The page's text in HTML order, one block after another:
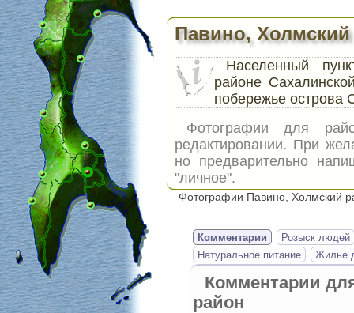
Павино,
Населенный
районе
побережье острова
Фотографии для
редактировании. При
но предварительно
"личное".
Фотографии Павино, Холмский
Комментарии
Розыск людей
Натуральное питание
Жилье
Комментарии
район